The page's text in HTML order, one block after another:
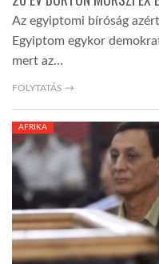
Az egyiptomi bíróság
Egyiptom egykor
mert az…
FOLYTATÁS →
AFRIKA